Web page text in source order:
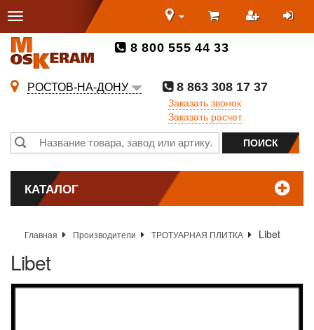
8 800 555 44 33
РОСТОВ-НА-ДОНУ
8 863 308 17 37
Заказать звонок
Заказать расчет
КАТАЛОГ
Главная Производители ТРОТУАРНАЯ ПЛИТКА Libet
Libet